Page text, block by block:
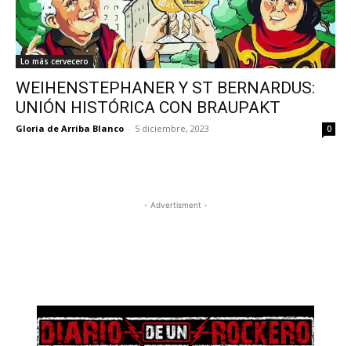
Lo más cervecero
WEIHENSTEPHANER Y ST BERNARDUS:
UNIÓN HISTÓRICA CON BRAUPAKT
Gloria de Arriba Blanco - 5 diciembre, 2023 0
- Advertisment -